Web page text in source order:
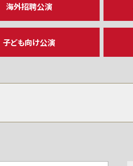
海外招聘公演
子ども向け公演